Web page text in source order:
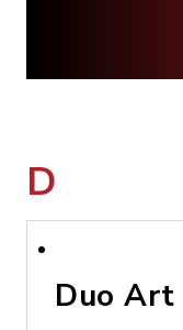
D
Duo Art